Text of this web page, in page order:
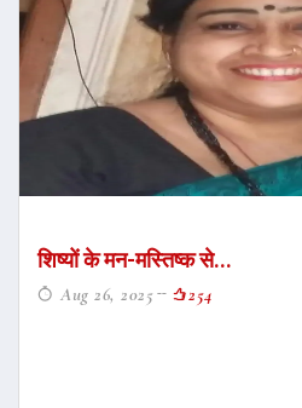
शिष्यों के मन-मस्तिष्क से...
Aug 26, 2025 254